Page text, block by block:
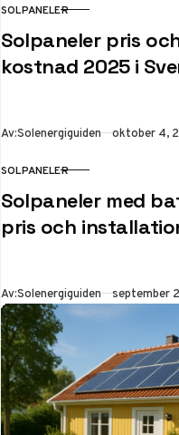
KATEGORI
SOLPANELER
Solpaneler pris
kostnad 2025 i
Av:Solenergiguiden Publicerad
oktober 4,
KATEGORI
SOLPANELER
Solpaneler med
pris och
Av:Solenergiguiden Publicerad
september